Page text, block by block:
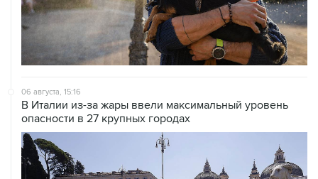
06 августа, 15:16
В Италии из-за жары ввели максимальный уровень
опасности в 27 крупных городах